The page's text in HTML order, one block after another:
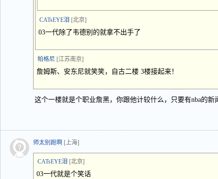
CATsEYE泪 [北京]
03一代除了韦德别的就拿不出手了
帕格尼 [江苏南京]
詹姆斯、安东尼就笑笑，自古二楼 3楼接起来！
这个一楼就是个职业詹黑，你跟他计较什么，只要有nba的新
师太别跑啊 [上海]
CATsEYE泪 [北京]
03一代就是个笑话